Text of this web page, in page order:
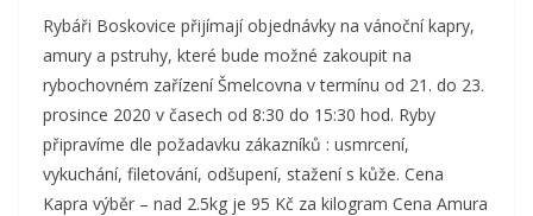
Rybáři Boskovice přijímají objednávky na vánoční kapry,
amury a pstruhy, které bude možné zakoupit na
rybochovném zařízení Šmelcovna v termínu od 21. do 23.
prosince 2020 v časech od 8:30 do 15:30 hod. Ryby
připravíme dle požadavku zákazníků : usmrcení,
vykuchání, filetování, odšupení, stažení s kůže. Cena
Kapra výběr – nad 2.5kg je 95 Kč za kilogram Cena Amura